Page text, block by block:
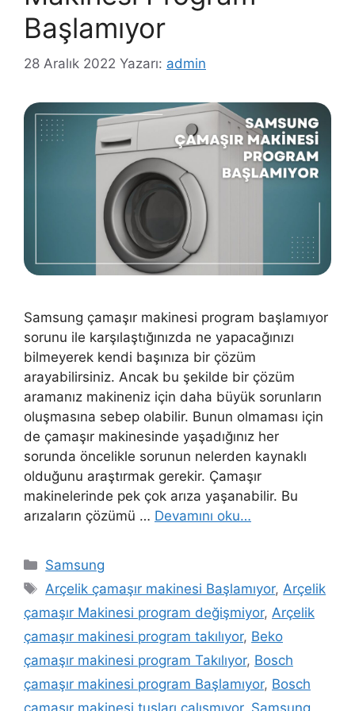
Başlamıyor
28 Aralık 2022 Yazarı: admin
Samsung çamaşır makinesi program başlamıyor
sorunu ile karşılaştığınızda ne yapacağınızı
bilmeyerek kendi başınıza bir çözüm
arayabilirsiniz. Ancak bu şekilde bir çözüm
aramanız makineniz için daha büyük sorunların
oluşmasına sebep olabilir. Bunun olmaması için
de çamaşır makinesinde yaşadığınız her
sorunda öncelikle sorunun nelerden kaynaklı
olduğunu araştırmak gerekir. Çamaşır
makinelerinde pek çok arıza yaşanabilir. Bu
arızaların çözümü … Devamını oku…
Kategoriler
Samsung
Etiketler
Arçelik çamaşır makinesi Başlamıyor,Arçelik
çamaşır Makinesi program değişmiyor, Arçelik
çamaşır makinesi program takılıyor, Beko
çamaşır makinesi program Takılıyor, Bosch
çamaşır makinesi program Başlamıyor, Bosch